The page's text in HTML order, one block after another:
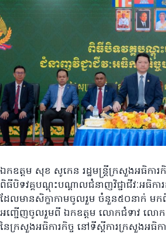
ឯកឧត្តម សុខ សូកេន រដ្ឋមន្រ្តីក្រសួងអធិការ
ពិធីបិទវគ្គបណ្តុះបណ្តាលជំនាញវិជ្ជាជីវៈអធិកា
ដែលមានសិក្ខាកាមចូលរួម ចំនួន៥០នាក់ មក
អញ្ជើញចូលរួមពី ឯកឧត្តម លោកជំទាវ លោក
នៃក្រសួងអធិការកិច្ច នៅទីស្ដីការក្រសួងអធិកា